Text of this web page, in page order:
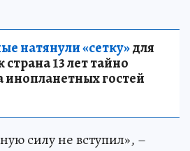
натянули «сетку»для
13 лет тайно
инопланетных гостей
силу не вступил», –